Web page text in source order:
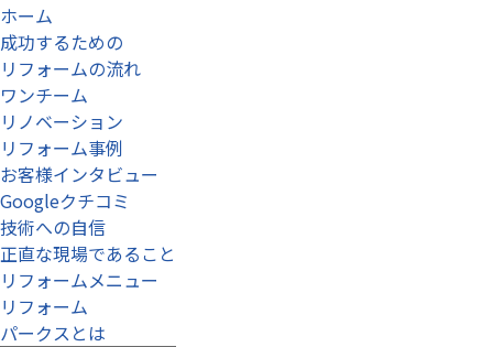
ホーム
成功するための
リフォームの流れ
ワンチーム
リノベーション
リフォーム事例
お客様インタビュー
Googleクチコミ
技術への自信
正直な現場であること
リフォームメニュー
リフォーム
パークスとは